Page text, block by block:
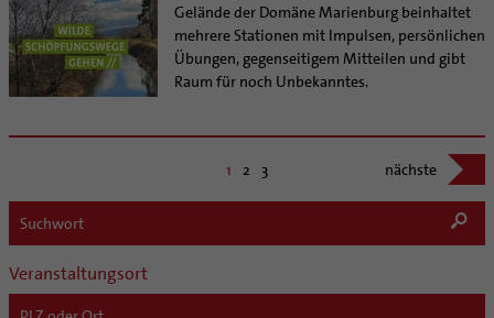
Gelände der Domäne Marienburg beinhaltet
mehrere Stationen mit Impulsen, persönlichen
Übungen, gegenseitigem Mitteilen und gibt
Raum für noch Unbekanntes.
1 2 3 nächste
Veranstaltungsort